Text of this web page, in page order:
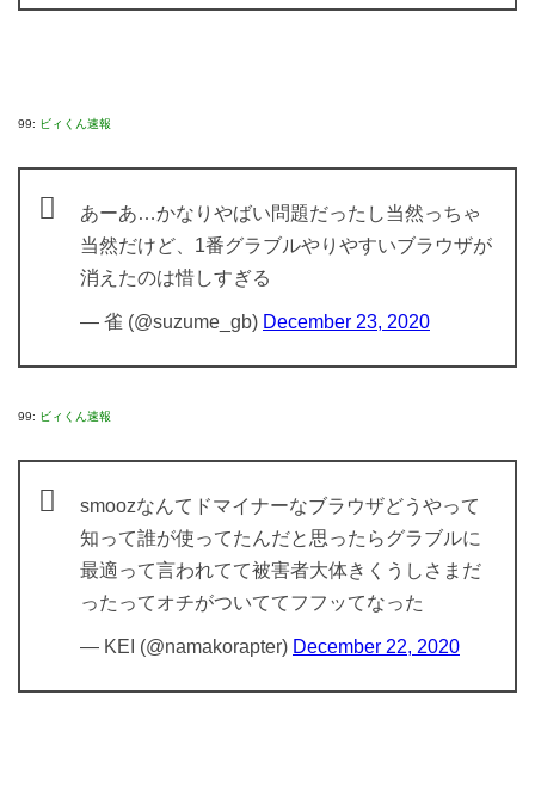
99: ビィくん速報
あーあ…かなりやばい問題だったし当然っちゃ
当然だけど、1番グラブルやりやすいブラウザが
消えたのは惜しすぎる
— 雀 (@suzume_gb) December 23, 2020
99: ビィくん速報
smoozなんてドマイナーなブラウザどうやって
知って誰が使ってたんだと思ったらグラブルに
最適って言われてて被害者大体きくうしさまだ
ったってオチがついててフフッてなった
— KEI (@namakorapter) December 22, 2020